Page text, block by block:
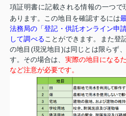
項証明書に記載される情報の一つで
あります。この地目を確認するには
法務局の「登記・供託オンライン申
して調べることができます。また登
の地目(現況地目)は同じとは限らず
す。その場合は、 実際の地目になる
など注意が必要です。